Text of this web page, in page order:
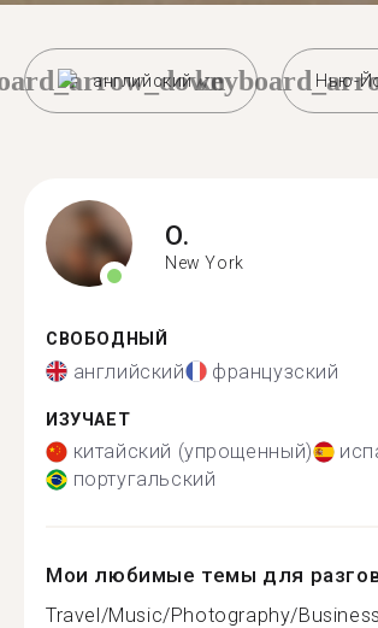
английский Нью-
O.
New York
СВОБОДНЫЙ
английский французский
ИЗУЧАЕТ
китайский (упрощенный)
португальский
Мои любимые темы для
Travel/Music/Photography/